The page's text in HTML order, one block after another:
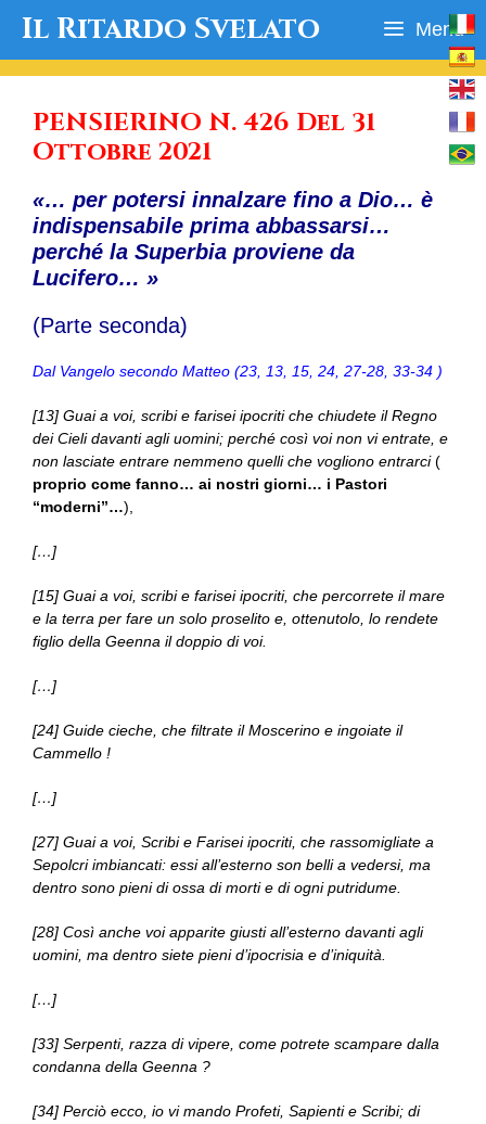
Il Ritardo Svelato Menu
PENSIERINO N. 426 Del 31
Ottobre 2021
«… per potersi innalzare fino a Dio… è
indispensabile prima abbassarsi…
perché la Superbia proviene da
Lucifero… »
(Parte seconda)
Dal Vangelo secondo Matteo (23, 13, 15, 24, 27-28, 33-34 )
[13] Guai a voi, scribi e farisei ipocriti che chiudete il Regno
dei Cieli davanti agli uomini; perché così voi non vi entrate, e
non lasciate entrare nemmeno quelli che vogliono entrarci(
proprio come fanno… ai nostri giorni… i Pastori
“moderni”…),
[…]
[15] Guai a voi, scribi e farisei ipocriti, che percorrete il mare
e la terra per fare un solo proselito e, ottenutolo, lo rendete
figlio della Geenna il doppio di voi.
[…]
[24] Guide cieche, che filtrate il Moscerino e ingoiate il
Cammello !
[…]
[27] Guai a voi, Scribi e Farisei ipocriti, che rassomigliate a
Sepolcri imbiancati: essi all’esterno son belli a vedersi, ma
dentro sono pieni di ossa di morti e di ogni putridume.
[28] Così anche voi apparite giusti all’esterno davanti agli
uomini, ma dentro siete pieni d’ipocrisia e d’iniquità.
[…]
[33] Serpenti, razza di vipere, come potrete scampare dalla
condanna della Geenna ?
[34] Perciò ecco, io vi mando Profeti, Sapienti e Scribi; di